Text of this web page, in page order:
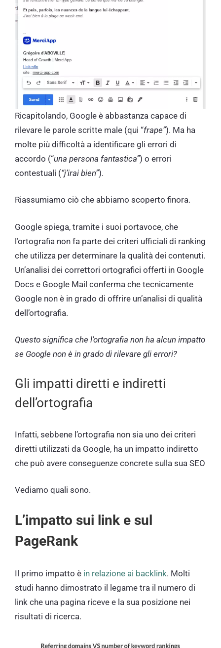
Ricapitolando, Google è abbastanza capace di
rilevare le parole scritte male (qui “frape”). Ma ha
molte più difficoltà a identificare gli errori di
accordo (“una persona fantastica”) o errori
contestuali (“j’irai bien”).
Riassumiamo ciò che abbiamo scoperto finora.
Google spiega, tramite i suoi portavoce, che
l’ortografia non fa parte dei criteri ufficiali di ranking
che utilizza per determinare la qualità dei contenuti.
Un’analisi dei correttori ortografici offerti in Google
Docs e Google Mail conferma che tecnicamente
Google non è in grado di offrire un’analisi di qualità
dell’ortografia.
Questo significa che l’ortografia non ha alcun impatto
se Google non è in grado di rilevare gli errori?
Gli impatti diretti e indiretti
dell’ortografia
Infatti, sebbene l’ortografia non sia uno dei criteri
diretti utilizzati da Google, ha un impatto indiretto
che può avere conseguenze concrete sulla sua SEO
Vediamo quali sono.
L’impatto sui link e sul
PageRank
Il primo impatto è in relazione ai backlink. Molti
studi hanno dimostrato il legame tra il numero di
link che una pagina riceve e la sua posizione nei
risultati di ricerca.